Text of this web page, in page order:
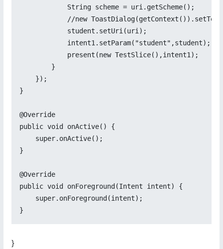
            String scheme = uri.getScheme();
//new
            student.setUri(uri);
            intent1.setParam("student",student);
            present(new TestSlice(),intent1);
        }
    });
}
@Override
public void onActive() {
    super.onActive();
}
@Override
public void onForeground(Intent intent) {
    super.onForeground(intent);
}
}